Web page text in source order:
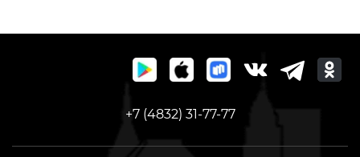
+7 (4832) 31-77-77